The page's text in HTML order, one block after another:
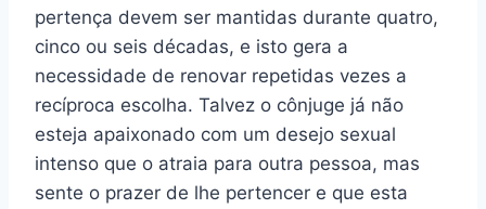
pertença devem ser mantidas durante quatro,
cinco ou seis décadas, e isto gera a
necessidade de renovar repetidas vezes a
recíproca escolha. Talvez o cônjuge já não
esteja apaixonado com um desejo sexual
intenso que o atraia para outra pessoa, mas
sente o prazer de lhe pertencer e que esta